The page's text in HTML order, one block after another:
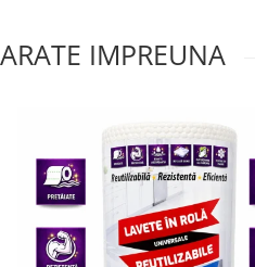
IMPREUNA